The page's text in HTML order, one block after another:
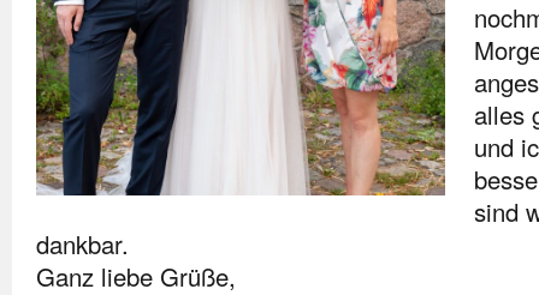
alles
und
sind
dankbar.
Ganz liebe Grüße,